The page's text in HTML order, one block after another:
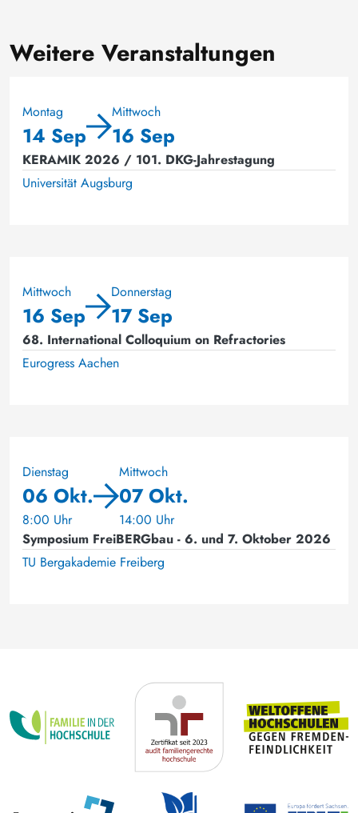
Weitere Veranstaltungen
Montag
14 Sep
Mittwoch
16 Sep
KERAMIK 2026 / 101. DKG-Jahrestagung
Universität Augsburg
Mittwoch
16 Sep
Donnerstag
17 Sep
68. International Colloquium on Refractories
Eurogress Aachen
Dienstag
06 Okt.
8:00 Uhr
Mittwoch
07 Okt.
14:00 Uhr
Symposium FreiBERGbau - 6. und 7. Oktober 2026
TU Bergakademie Freiberg